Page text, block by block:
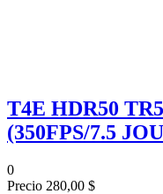
T4E HDR50
(350FPS/7.5
0
Precio 280,00 $